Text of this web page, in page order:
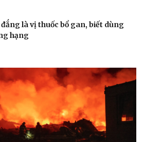
Câu chuyện thời sự
Đọc truyện đêm khuya
Cửa sổ tình yêu
đắng là vị thuốc bổ gan, biết dùng
hạng